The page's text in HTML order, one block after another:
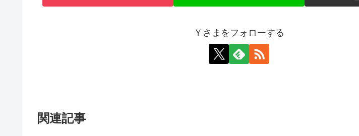
Ｙさまをフォローする
関連記事